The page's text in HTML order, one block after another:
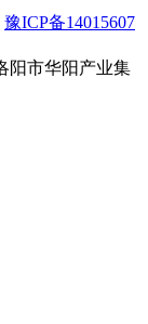
豫ICP备14015607
阳市华阳产业集